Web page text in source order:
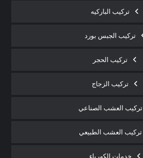
تركيب الباركيه
تركيب الجبس بورد
تركيب الحجر
تركيب الزجاج
تركيب العشب الصناعي
تركيب العشب الطبيعي
خدمات الكهرباء